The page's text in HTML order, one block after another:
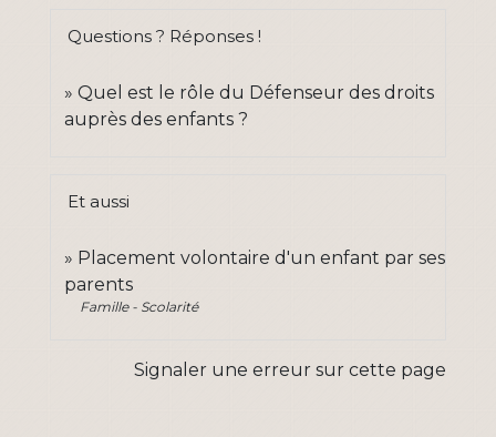
Questions ? Réponses !
Quel est le rôle du Défenseur des droits
auprès des enfants ?
Et aussi
Placement volontaire d'un enfant par ses
parents
Famille - Scolarité
Signaler une erreur sur cette page